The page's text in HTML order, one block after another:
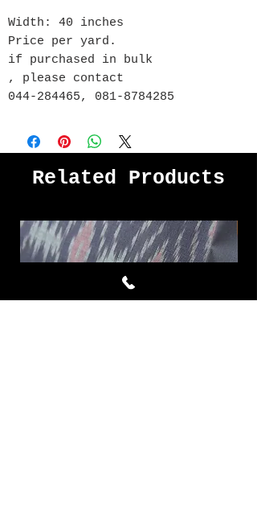
Width: 40 inches
Price per yard.
if purchased in bulk
, please contact
044-284465, 081-8784285
Related Products